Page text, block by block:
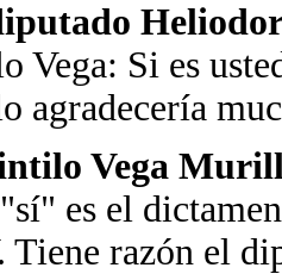
Vega: Si es
agradecería
Vega
es el
Tiene razón el